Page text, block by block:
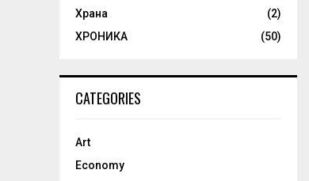
Храна
(2)
ХРОНИКА
(50)
CATEGORIES
Art
Economy